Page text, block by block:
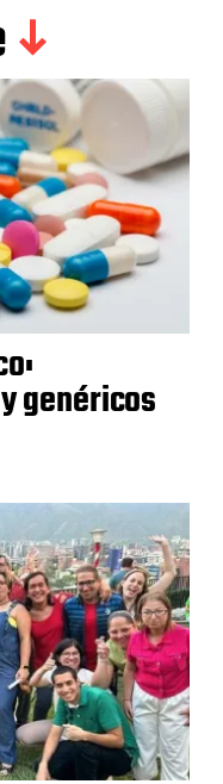
genéricos